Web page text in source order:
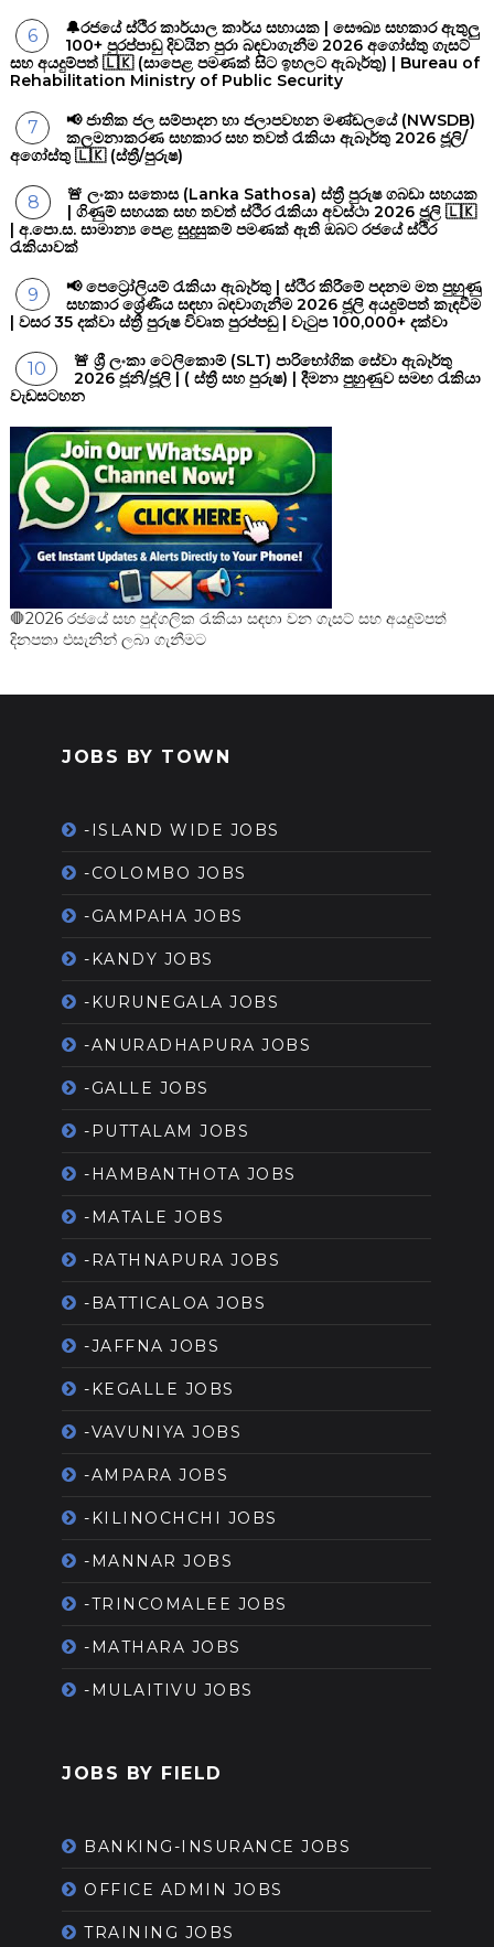
🔔රජයේ ස්ථිර කාර්යාල කාර්ය සහායක | සෞඛ්‍ය සහකාර ඇතුලු
100+ පුරප්පාඩු දිවයින පුරා බඳවාගැනීම 2026 අගෝස්තු ගැසට්
සහ අයදුම්පත් 🇱🇰 (සාපෙළ පමණක් සිට ඉහලට ඇබෑර්තු) | Bureau of
Rehabilitation Ministry of Public Security
📢 ජාතික ජල සම්පාදන හා ජලාපවහන මණ්ඩලයේ (NWSDB)
කලමනාකරණ සහකාර සහ තවත් රැකියා ඇබෑර්තු 2026 ජූලි/
අගෝස්තු 🇱🇰 (ස්ත්‍රී/පුරුෂ)
🚨 ලංකා සතොස (Lanka Sathosa) ස්ත්‍රී පුරුෂ ගබඩා සහයක
| ගිණුම් සහයක සහ තවත් ස්ථිර රැකියා අවස්ථා 2026 ජූලි 🇱🇰
| අ.පො.ස. සාමාන්‍ය පෙළ සුදුසුකම් පමණක් ඇති ඔබට රජයේ ස්ථිර
රැකියාවක්
📢 පෙට්‍රෝලියම් රැකියා ඇබෑර්තු | ස්ථිර කිරීමේ පදනම මත පුහුණු
සහකාර ශ්‍රේණීය සඳහා බඳවාගැනීම 2026 ජූලි අයදුම්පත් කැඳවීම
| වසර 35 දක්වා ස්ත්‍රී පුරුෂ විවෘත පුරප්පඩු | වැටුප 100,000+ දක්වා
🚨 ශ්‍රී ලංකා ටෙලිකොම් (SLT) පාරිභෝගික සේවා ඇබෑර්තු
2026 ජූනි/ජූලි | ( ස්ත්‍රී සහ පුරුෂ) | දීමනා පුහුණුව සමඟ රැකියා
වැඩසටහන
🛑2026 රජයේ සහ පුද්ගලික රැකියා සඳහා වන ගැසට් සහ අයදුම්පත්
දිනපතා එසැනින් ලබා ගැනීමට
JOBS BY TOWN
-ISLAND WIDE JOBS
-COLOMBO JOBS
-GAMPAHA JOBS
-KANDY JOBS
-KURUNEGALA JOBS
-ANURADHAPURA JOBS
-GALLE JOBS
-PUTTALAM JOBS
-HAMBANTHOTA JOBS
-MATALE JOBS
-RATHNAPURA JOBS
-BATTICALOA JOBS
-JAFFNA JOBS
-KEGALLE JOBS
-VAVUNIYA JOBS
-AMPARA JOBS
-KILINOCHCHI JOBS
-MANNAR JOBS
-TRINCOMALEE JOBS
-MATHARA JOBS
-MULAITIVU JOBS
JOBS BY FIELD
BANKING-INSURANCE JOBS
OFFICE ADMIN JOBS
TRAINING JOBS